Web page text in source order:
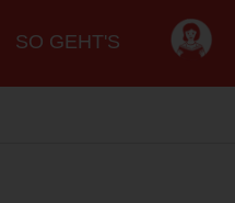
SO GEHT'S